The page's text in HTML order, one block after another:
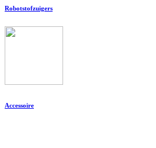
Robotstofzuigers
Accessoire